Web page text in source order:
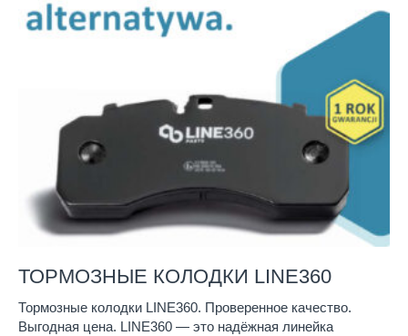
ТОРМОЗНЫЕ КОЛОДКИ LINE360
Тормозные колодки LINE360. Проверенное качество.
Выгодная цена. LINE360 — это надёжная линейка